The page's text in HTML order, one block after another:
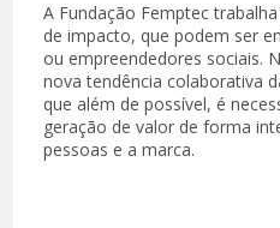
A Fundação Femptec
de impacto, que podem ser
ou empreendedores sociais.
nova tendência colaborativa
que além de possível, é
geração de valor de forma
pessoas e a marca.